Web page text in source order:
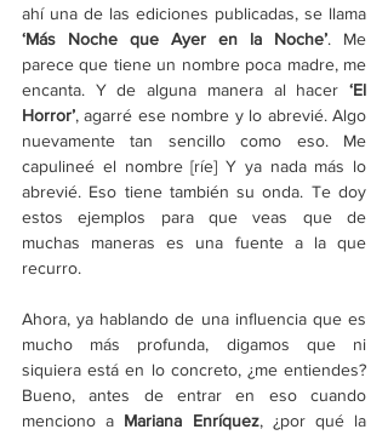
‘Más Noche que Ayer en la Noche’. Me
parece que tiene un nombre poca madre, me
encanta. Y de alguna manera al hacer ‘El
Horror’, agarré ese nombre y lo abrevié. Algo
nuevamente tan sencillo como eso. Me
capulineé el nombre [ríe] Y ya nada más lo
abrevié. Eso tiene también su onda. Te doy
estos ejemplos para que veas que de
muchas maneras es una fuente a la que
recurro.
Ahora, ya hablando de una influencia que es
mucho más profunda, digamos que ni
siquiera está en lo concreto, ¿me entiendes?
Bueno, antes de entrar en eso cuando
menciono a Mariana Enríquez, ¿por qué la